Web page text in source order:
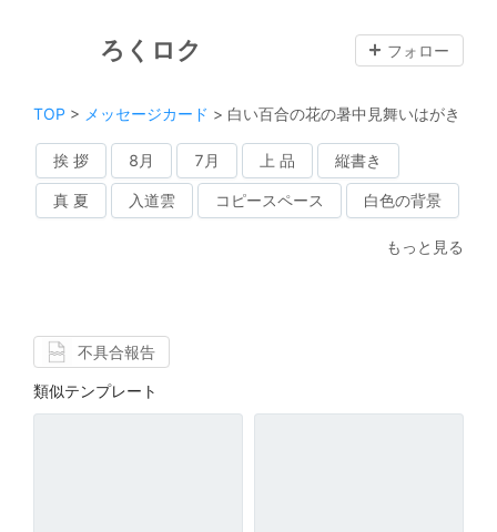
ろくロク フォロー
TOP > メッセージカード > 白い百合の花の暑中見舞いはがき
挨 拶 8月 7月 上 品 縦書き
真 夏 入道雲 コピースペース 白色の背景
もっと見る
不具合報告
類似テンプレート